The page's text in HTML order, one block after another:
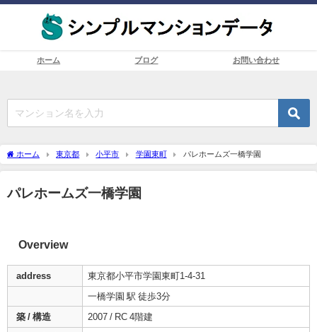
ホーム ブログ お問い合わせ
ホーム 東京都 小平市 学園東町 パレホームズ一橋学園
パレホームズ一橋学園
Overview
address 東京都小平市学園東町1-4-31
一橋学園 駅 徒歩3分
築 / 構造 2007 / RC 4階建